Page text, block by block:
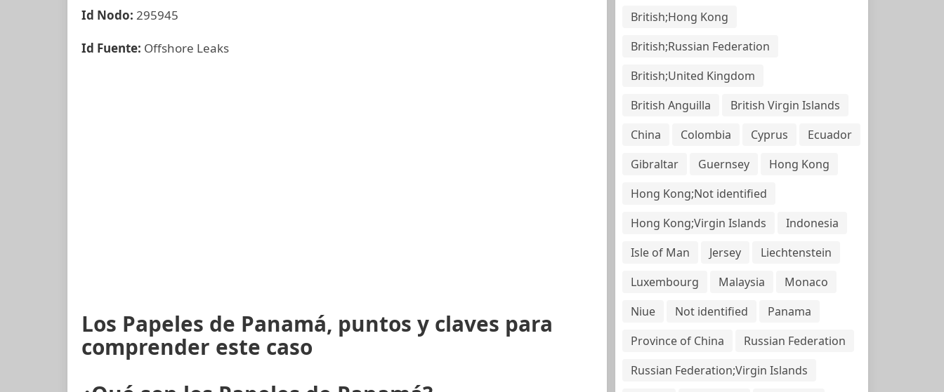
Id Nodo: 295945
Id Fuente: Offshore Leaks
Los Papeles de Panamá, puntos y claves para
comprender este caso
British;Hong Kong
British;Russian Federation
British;United Kingdom
British Anguilla
British Virgin Islands
China
Colombia Cyprus
Ecuador
Gibraltar
Guernsey
Hong Kong
Hong Kong;Not identified
Hong Kong;Virgin Islands
Indonesia
Isle of Man
Jersey
Liechtenstein
Luxembourg
Malaysia
Monaco
Niue
Not identified
Panama
Province of China
Russian Federation
Russian Federation;Virgin Islands